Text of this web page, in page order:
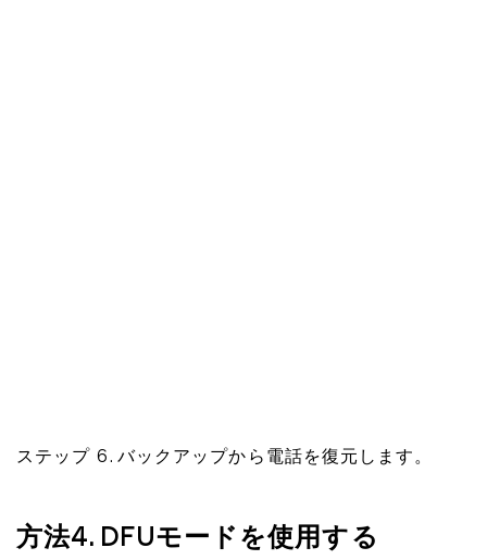
ステップ 6. バックアップから電話を復元します。
方法4. DFUモードを使用する